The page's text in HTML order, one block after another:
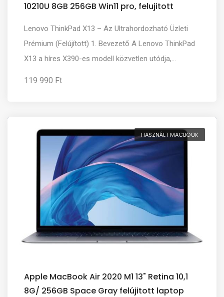
10210U 8GB 256GB Win11 pro, felujitott
Lenovo ThinkPad X13 – Az Ultrahordozható Üzleti
Prémium (Felújított) 1. Bevezető A Lenovo ThinkPad
X13 a híres X390-es modell közvetlen utódja,...
119 990 Ft
HASZNÁLT MACBOOK
Apple MacBook Air 2020 M1 13" Retina 10,1
8G/ 256GB Space Gray felújitott laptop